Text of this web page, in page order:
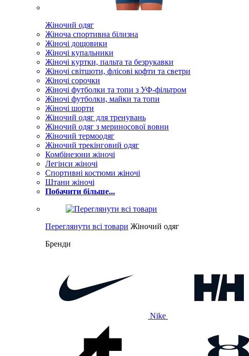
Жіночий одяг
Жіноча спортивна білизна
Жіночі дощовики
Жіночі купальники
Жіночі куртки, пальта та безрукавки
Жіночі світшоти, флісові кофти та светри
Жіночі сорочки
Жіночі футболки та топи з УФ-фільтром
Жіночі футболки, майки та топи
Жіночі шорти
Жіночий одяг для тренувань
Жіночий одяг з мериносової вовни
Жіночий термоодяг
Жіночий трекінговий одяг
Комбінезони жіночі
Легінси жіночі
Спортивні костюми жіночі
Штани жіночі
Побачити більше...
Переглянути всі товари Жіночий одяг
Бренди
Nike